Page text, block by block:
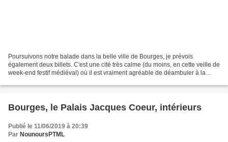
Poursuivons notre balade dans la belle ville de Bourges, je prévois
également deux billets. C'est une cité très calme (du moins, en cette veille de
week-end festif médiéval) où il est vraiment agréable de déambuler à la
Bourges, le Palais Jacques Coeur, intérieurs
Publié le 11/06/2019 à 20:39
Par NounoursPTML